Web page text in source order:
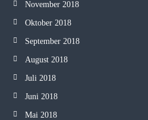
November 2018
Oktober 2018
September 2018
August 2018
Juli 2018
Juni 2018
Mai 2018